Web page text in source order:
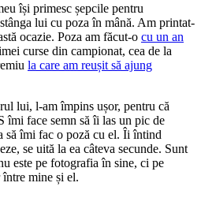
își primesc șepcile pentru
lui cu poza în mână. Am printat-
ocazie. Poza am făcut-o cu un an
curse din campionat, cea de la
la care am reușit să ajung
lui, l-am împins ușor, pentru că
îmi face semn să îi las un pic de
să îmi fac o poză cu el. Îi întind
se uită la ea câteva secunde. Sunt
este pe fotografia în sine, ci pe
între mine și el.